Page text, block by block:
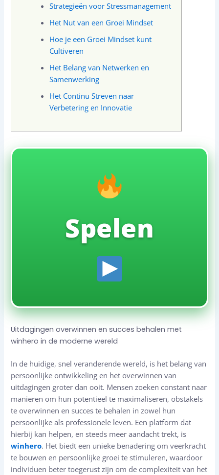
Strategieën voor Stressmanagement
Het Nut van een Groei Mindset
Hoe je een Groei Mindset kunt
Cultiveren
Het Belang van Netwerken en
Samenwerking
Het Continu Streven naar
Verbetering en Innovatie
Spelen
Uitdagingen overwinnen en succes behalen met
winhero in de moderne wereld
In de huidige, snel veranderende wereld, is het belang van
persoonlijke ontwikkeling en het overwinnen van
uitdagingen groter dan ooit. Mensen zoeken constant naar
manieren om hun potentieel te maximaliseren, obstakels
te overwinnen en succes te behalen in zowel hun
persoonlijke als professionele leven. Een platform dat
hierbij kan helpen, en steeds meer aandacht trekt, is
winhero. Het biedt een unieke benadering om veerkracht
te bouwen en persoonlijke groei te stimuleren, waardoor
individuen beter toegerust zijn om de complexiteit van het